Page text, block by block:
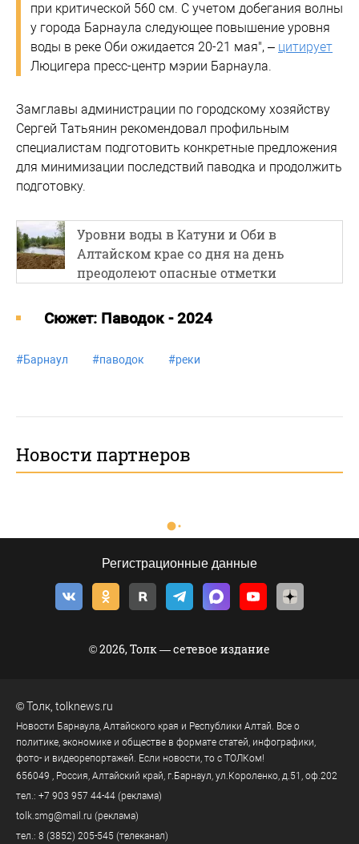
при критической 560 см. С учетом добегания волны
у города Барнаула следующее повышение уровня
воды в реке Оби ожидается 20-21 мая", – цитирует
Люцигера пресс-центр мэрии Барнаула.
Замглавы администрации по городскому хозяйству
Сергей Татьянин рекомендовал профильным
специалистам подготовить конкретные предложения
для минимизации последствий паводка и продолжить
подготовку.
Уровни воды в Катуни и Оби в
Алтайском крае со дня на день
преодолеют опасные отметки
Cюжет: Паводок - 2024
#Барнаул #паводок #реки
Новости партнеров
Регистрационные данные
© 2026, Толк — сетевое издание
©Толк tolknews.ru
Новости Барнаула, Алтайского края и Республики Алтай. Все о
политике, экономике и обществе в формате статей, инфографики,
фото- и видеорепортажей. Если новости, то с ТОЛКом!
656049 , Россия, Алтайский край, г.Барнаул, ул.Короленко, д.51, оф.202
тел.: +7 903 957 44-44 (реклама)
tolk.smg@mail.ru (реклама)
тел.: 8 (3852) 205-545 (телеканал)